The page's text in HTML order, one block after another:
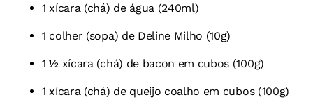
1 xícara (chá) de água (240ml)
1 colher (sopa) de Deline Milho (10g)
1 ½ xícara (chá) de bacon em cubos (100g)
1 xícara (chá) de queijo coalho em cubos (100g)